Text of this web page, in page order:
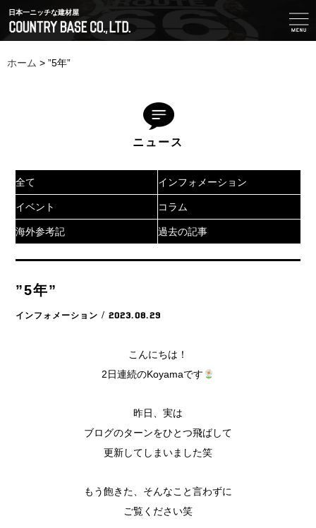
日本一ニッチな建材屋
ホーム > ”5年”
ニュース
全て インフォメーション
イベント コラム
海外参考記 過去の記事
”5年”
インフォメーション / 2023.08.29
こんにちは！
2日連続のKoyamaです
昨日、実は
ブログのターンをひとつ飛ばして
更新してしまいました笑
もう飽きた、そんなこと言わずに
ご覧ください笑